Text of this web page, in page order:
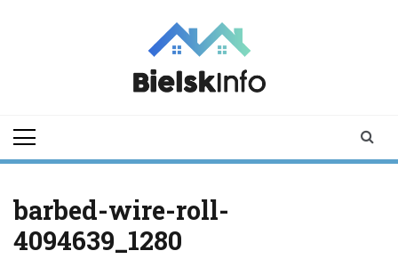
Podlaskiego i
barbed-wire-roll-
4094639_1280